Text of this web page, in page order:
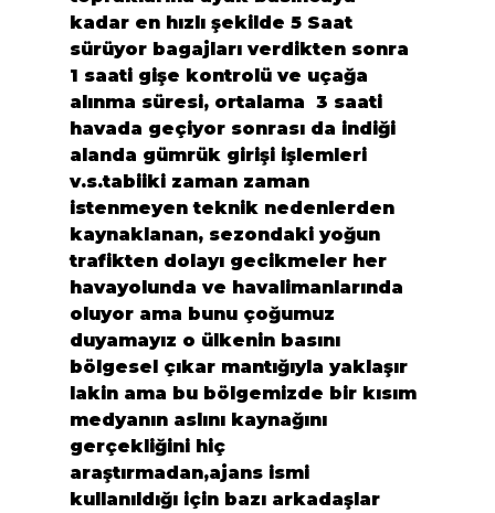
kadar en hızlı şekilde 5 Saat
sürüyor bagajları verdikten sonra
1 saati gişe kontrolü ve uçağa
alınma süresi, ortalama  3 saati
havada geçiyor sonrası da indiği
alanda gümrük girişi işlemleri
v.s.tabiiki zaman zaman
istenmeyen teknik nedenlerden
kaynaklanan, sezondaki yoğun
trafikten dolayı gecikmeler her
havayolunda ve havalimanlarında
oluyor ama bunu çoğumuz
duyamayız o ülkenin basını
bölgesel çıkar mantığıyla yaklaşır
lakin ama bu bölgemizde bir kısım
medyanın aslını kaynağını
gerçekliğini hiç
araştırmadan,ajans ismi
kullanıldığı için bazı arkadaşlar